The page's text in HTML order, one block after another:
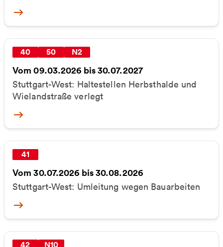
More
40 50 N2
Vom 09.03.2026 bis 30.07.2027
Stuttgart-West: Haltestellen Herbsthalde und
Wielandstraße verlegt
More
41
Vom 30.07.2026 bis 30.08.2026
Stuttgart-West: Umleitung wegen Bauarbeiten
More
42 N10